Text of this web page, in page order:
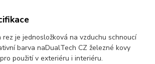
rez je jednosložková na vzduchu schnoucí
barva naDualTech CZ železné kovy
použití v exteriéru i interiéru.